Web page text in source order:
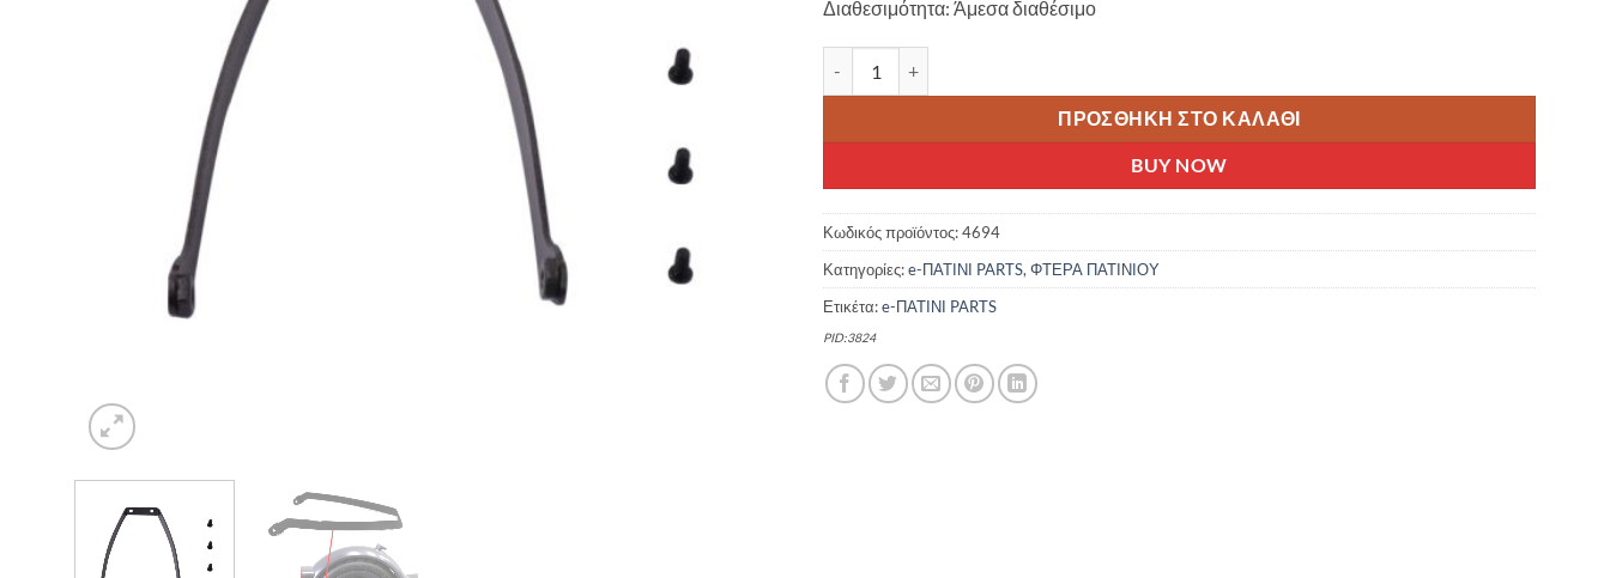
Διαθεσιμότητα: Άμεσα διαθέσιμο
ΠΡΟΣΘΉΚΗ ΣΤΟ ΚΑΛΆΘΙ
BUY NOW
Κωδικός προϊόντος:4694
Κατηγορίες:e-ΠΑΤΙΝΙ PARTS,ΦΤΕΡΑ ΠΑΤΙΝΙΟΥ
Ετικέτα:e-ΠΑΤΙΝΙ PARTS
PID:3824